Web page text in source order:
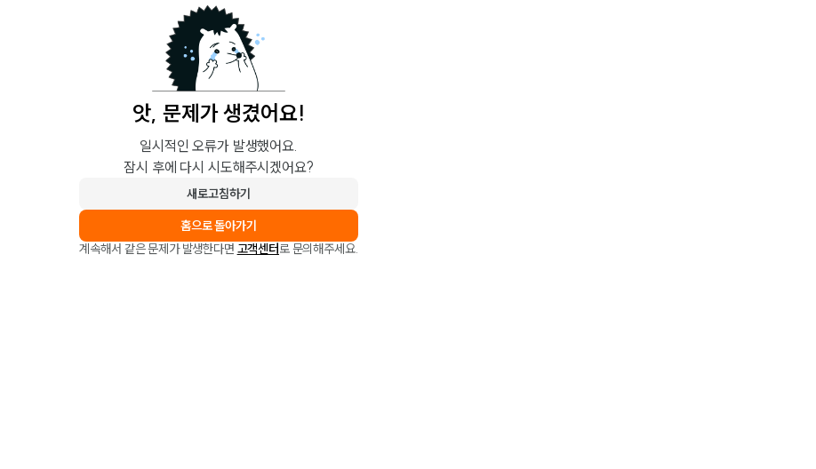
앗, 문제가 생겼어요!
일시적인 오류가 발생했어요.
잠시 후에 다시 시도해주시겠어요?
새로고침하기
홈으로 돌아가기
계속해서 같은 문제가 발생한다면 고객센터로 문의해주세요.